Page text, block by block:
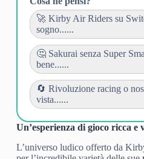
🚀 Kirby Air Riders su
sogno......
🤔 Sakurai senza Super
bene......
🔄️ Rivoluzione racing o
vista......
Un’esperienza di gioco ricca e
L’universo ludico offerto da